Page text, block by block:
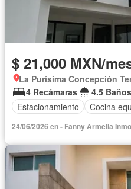
$ 21,000 MXN/
La Purísima Concepción
4 Recámaras
4.5 Baños
Estacionamiento
Cocina
24/06/2026 en - Fanny Armella